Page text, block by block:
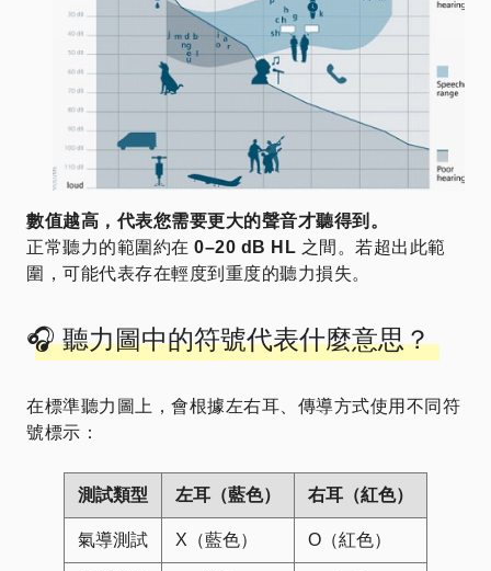
數值越高，代表您需要更大的聲音才聽得到。
正常聽力的範圍約在 0–20 dB HL 之間。若超出此範
圍，可能代表存在輕度到重度的聽力損失。
🎧 聽力圖中的符號代表什麼意思？
在標準聽力圖上，會根據左右耳、傳導方式使用不同符
號標示：
測試類型 左耳（藍色） 右耳（紅色）
氣導測試 X（藍色） O（紅色）